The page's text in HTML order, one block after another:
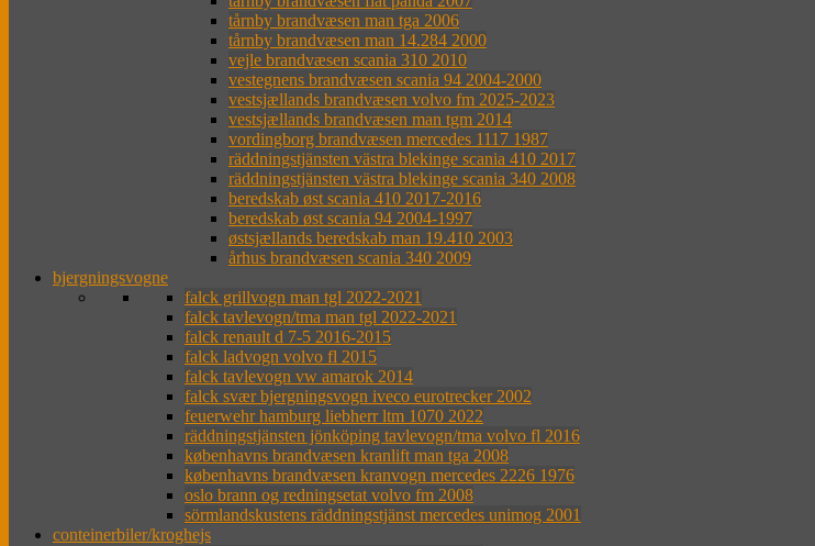
tårnby brandvæsen man tga 2006
tårnby brandvæsen man 14.284 2000
vejle brandvæsen scania 310 2010
vestegnens brandvæsen scania 94 2004-2000
vestsjællands brandvæsen volvo fm 2025-2023
vestsjællands brandvæsen man tgm 2014
vordingborg brandvæsen mercedes 1117 1987
räddningstjänsten västra blekinge scania 410 2017
räddningstjänsten västra blekinge scania 340 2008
beredskab øst scania 410 2017-2016
beredskab øst scania 94 2004-1997
østsjællands beredskab man 19.410 2003
århus brandvæsen scania 340 2009
bjergningsvogne
falck grillvogn man tgl 2022-2021
falck tavlevogn/tma man tgl 2022-2021
falck renault d 7-5 2016-2015
falck ladvogn volvo fl 2015
falck tavlevogn vw amarok 2014
falck svær bjergningsvogn iveco eurotrecker 2002
feuerwehr hamburg liebherr ltm 1070 2022
räddningstjänsten jönköping tavlevogn/tma volvo fl 2016
københavns brandvæsen kranlift man tga 2008
københavns brandvæsen kranvogn mercedes 2226 1976
oslo brann og redningsetat volvo fm 2008
sörmlandskustens räddningstjänst mercedes unimog 2001
conteinerbiler/kroghejs